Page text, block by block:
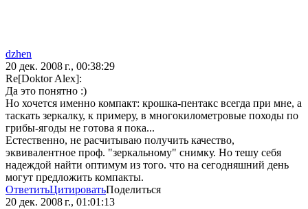
dzhen
20 дек. 2008 г., 00:38:29
Re[Doktor Alex]:
Да это понятно :)
Но хочется именно компакт: крошка-пентакс всегда при мне, а
таскать зеркалку, к примеру, в многокилометровые походы по
грибы-ягоды не готова я пока...
Естественно, не расчитываю получить качество,
эквивалентное проф. "зеркальному" снимку. Но тешу себя
надеждой найти оптимум из того. что на сегодняшний день
могут предложить компакты.
ОтветитьЦитироватьПоделиться
20 дек. 2008 г., 01:01:13